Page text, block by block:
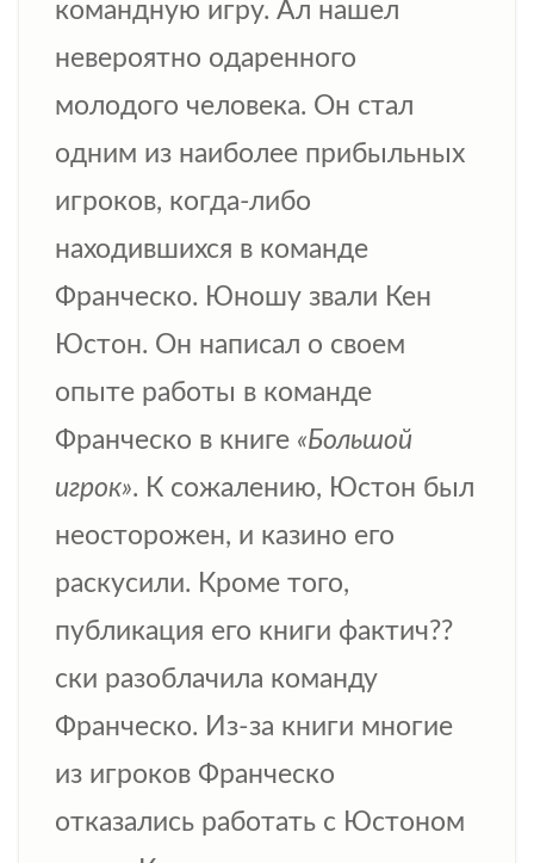
командную игру. Ал нашел
невероятно одаренного
молодого человека. Он стал
одним из наиболее прибыльных
игроков, когда-либо
находившихся в команде
Франческо. Юношу звали Кен
Юстон. Он написал о своем
опыте работы в команде
Франческо в книге «Большой
игрок». К сожалению, Юстон был
неосторожен, и казино его
раскусили. Кроме того,
публикация его книги фактич??
ски разоблачила команду
Франческо. Из-за книги многие
из игроков Франческо
отказались работать с Юстоном